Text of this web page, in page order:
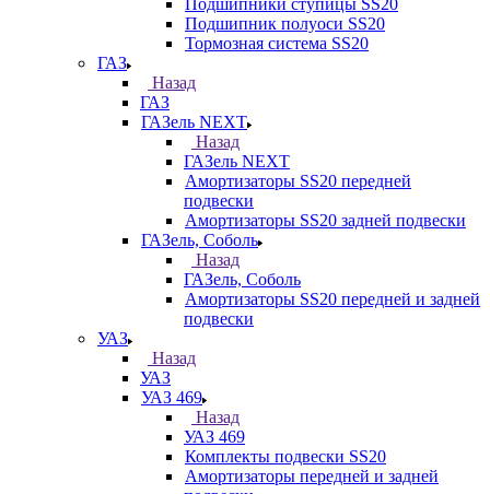
Подшипники ступицы SS20
Подшипник полуоси SS20
Тормозная система SS20
ГАЗ
Назад
ГАЗ
ГАЗель NEXT
Назад
ГАЗель NEXT
Амортизаторы SS20 передней
подвески
Амортизаторы SS20 задней подвески
ГАЗель, Соболь
Назад
ГАЗель, Соболь
Амортизаторы SS20 передней и задней
подвески
УАЗ
Назад
УАЗ
УАЗ 469
Назад
УАЗ 469
Комплекты подвески SS20
Амортизаторы передней и задней